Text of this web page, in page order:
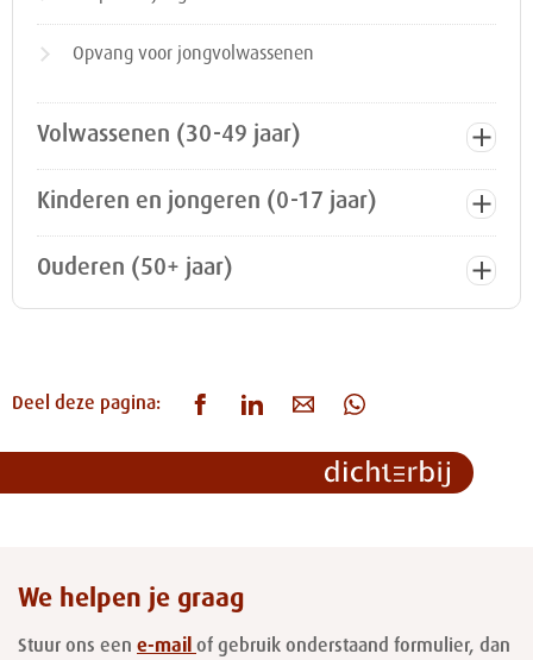
Opvang voor jongvolwassenen
Volwassenen (30-49 jaar)
Kinderen en jongeren (0-17 jaar)
Ouderen (50+ jaar)
Deel deze pagina:
We helpen je graag
Stuur ons een e-mail of gebruik onderstaand formulier, dan